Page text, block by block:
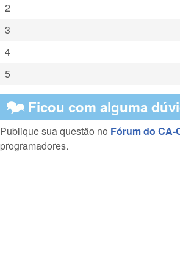
2
3
4
5
🗫 Ficou com alguma
Publique sua questão no Fórum do CA-
programadores.